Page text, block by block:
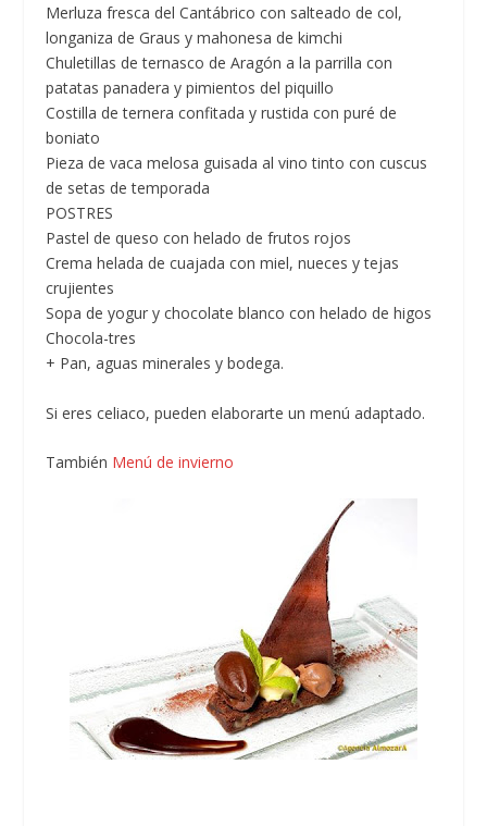
Merluza fresca del Cantábrico con salteado de col,
longaniza de Graus y mahonesa de kimchi
Chuletillas de ternasco de Aragón a la parrilla con
patatas panadera y pimientos del piquillo
Costilla de ternera confitada y rustida con puré de
boniato
Pieza de vaca melosa guisada al vino tinto con cuscus
de setas de temporada
POSTRES
Pastel de queso con helado de frutos rojos
Crema helada de cuajada con miel, nueces y tejas
crujientes
Sopa de yogur y chocolate blanco con helado de higos
Chocola-tres
+ Pan, aguas minerales y bodega.
Si eres celiaco, pueden elaborarte un menú adaptado.
También Menú de invierno